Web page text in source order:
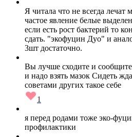
Я читала что не всегда
частое явление белые
если есть рост бактерий то
сдать. "экофуцин Дуо" и
3шт достаточно.
Вы лучше сходите и сообщите
и надо взять мазок Сидеть
советами других такое себе
1
я перед родами тоже эко-
профилактики